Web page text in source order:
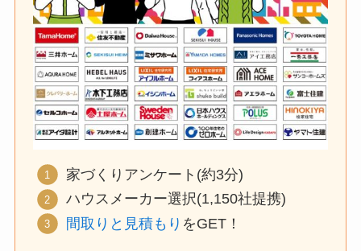
家づくりアンケート(約3分)
ハウスメーカー選択(1,150社提携)
間取りと見積もり をGET！